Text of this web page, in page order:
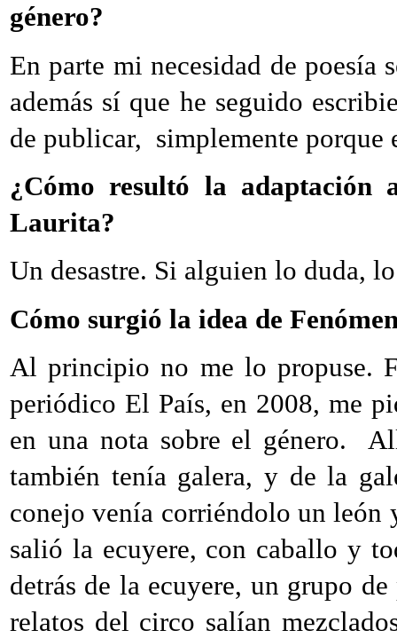
género?
En parte mi necesidad de poesía
además sí que he seguido
de publicar, simplemente porque
¿Cómo resultó la
Laurita?
Un desastre. Si alguien lo duda,
Cómo surgió la idea de
Al principio no me lo propuse.
periódico El País, en 2008, me
en una nota sobre el género.
también tenía galera, y de la
conejo venía corriéndolo un león
salió la ecuyere, con caballo y
detrás de la ecuyere, un grupo
relatos del circo salían